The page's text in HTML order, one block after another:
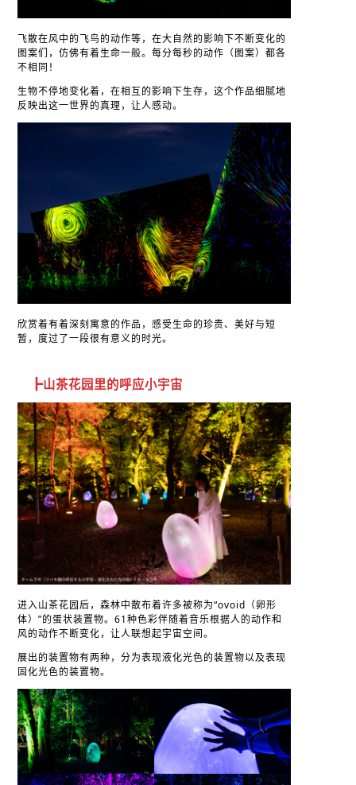
飞散在风中的飞鸟的动作等，在大自然的影响下不断变化的
图案们，仿佛有着生命一般。每分每秒的动作（图案）都各
不相同！
生物不停地变化着，在相互的影响下生存，这个作品细腻地
反映出这一世界的真理，让人感动。
欣赏着有着深刻寓意的作品，感受生命的珍贵、美好与短
暂，度过了一段很有意义的时光。
┣山茶花园里的呼应小宇宙
进入山茶花园后，森林中散布着许多被称为“ovoid（卵形
体）”的蛋状装置物。61种色彩伴随着音乐根据人的动作和
风的动作不断变化，让人联想起宇宙空间。
展出的装置物有两种，分为表现液化光色的装置物以及表现
固化光色的装置物。